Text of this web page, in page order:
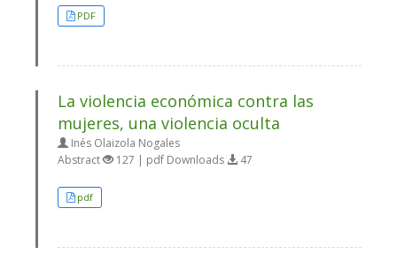
PDF
La violencia económica contra las
mujeres, una violencia oculta
Inés Olaizola Nogales
Abstract
127 | pdf Downloads 47
pdf